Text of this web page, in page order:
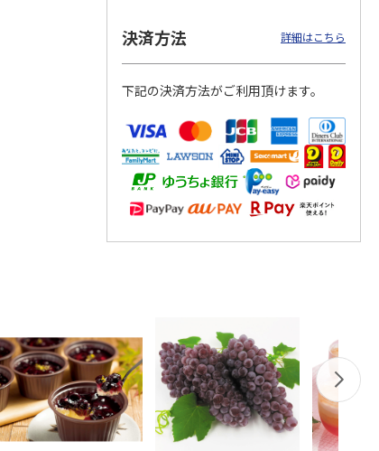
決済方法 詳細はこちら
下記の決済方法がご利用頂けます。